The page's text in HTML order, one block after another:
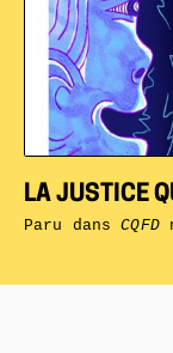
LA JUSTICE
Paru dansCQFD